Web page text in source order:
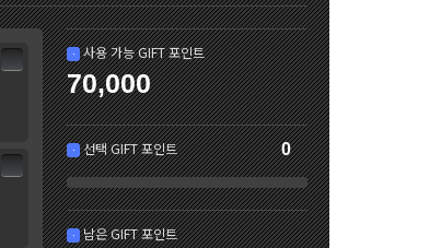
ㆍ 사용 가능 GIFT 포인트
70,000
ㆍ 선택 GIFT 포인트 0
ㆍ 남은 GIFT 포인트